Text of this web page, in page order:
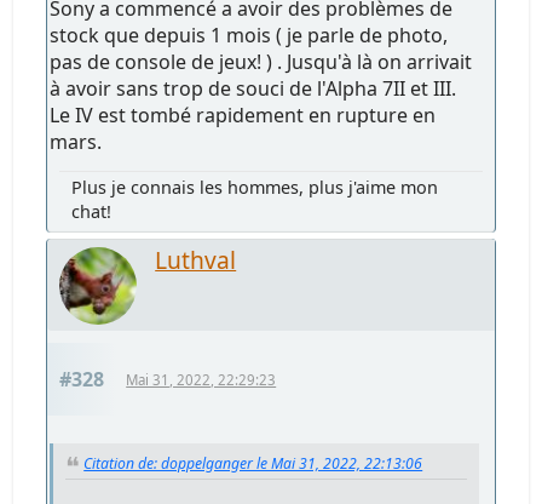
Sony a commencé a avoir des problèmes de
stock que depuis 1 mois ( je parle de photo,
pas de console de jeux! ) . Jusqu'à là on arrivait
à avoir sans trop de souci de l'Alpha 7II et III.
Le IV est tombé rapidement en rupture en
mars.
Plus je connais les hommes, plus j'aime mon
chat!
Luthval
#328 Mai 31, 2022, 22:29:23
Citation de: doppelganger le Mai 31, 2022, 22:13:06